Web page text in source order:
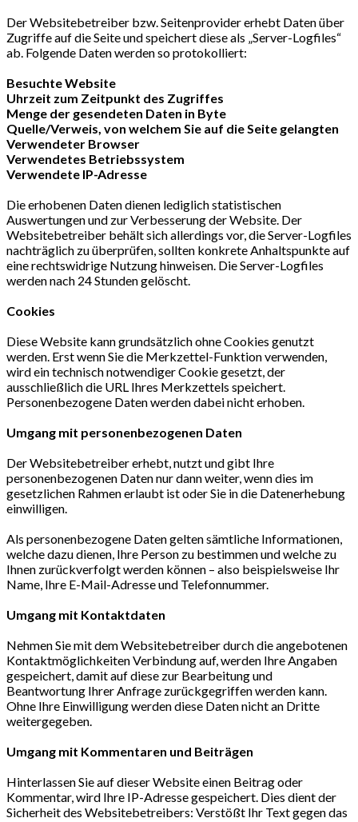
Der Websitebetreiber bzw. Seitenprovider erhebt Daten über
Zugriffe auf die Seite und speichert diese als „Server-Logfiles“
ab. Folgende Daten werden so protokolliert:
Besuchte Website
Uhrzeit zum Zeitpunkt des Zugriffes
Menge der gesendeten Daten in Byte
Quelle/Verweis, von welchem Sie auf die Seite gelangten
Verwendeter Browser
Verwendetes Betriebssystem
Verwendete IP-Adresse
Die erhobenen Daten dienen lediglich statistischen
Auswertungen und zur Verbesserung der Website. Der
Websitebetreiber behält sich allerdings vor, die Server-Logfiles
nachträglich zu überprüfen, sollten konkrete Anhaltspunkte auf
eine rechtswidrige Nutzung hinweisen. Die Server-Logfiles
werden nach 24 Stunden gelöscht.
Cookies
Diese Website kann grundsätzlich ohne Cookies genutzt
werden. Erst wenn Sie die Merkzettel-Funktion verwenden,
wird ein technisch notwendiger Cookie gesetzt, der
ausschließlich die URL Ihres Merkzettels speichert.
Personenbezogene Daten werden dabei nicht erhoben.
Umgang mit personenbezogenen Daten
Der Websitebetreiber erhebt, nutzt und gibt Ihre
personenbezogenen Daten nur dann weiter, wenn dies im
gesetzlichen Rahmen erlaubt ist oder Sie in die Datenerhebung
einwilligen.
Als personenbezogene Daten gelten sämtliche Informationen,
welche dazu dienen, Ihre Person zu bestimmen und welche zu
Ihnen zurückverfolgt werden können – also beispielsweise Ihr
Name, Ihre E-Mail-Adresse und Telefonnummer.
Umgang mit Kontaktdaten
Nehmen Sie mit dem Websitebetreiber durch die angebotenen
Kontaktmöglichkeiten Verbindung auf, werden Ihre Angaben
gespeichert, damit auf diese zur Bearbeitung und
Beantwortung Ihrer Anfrage zurückgegriffen werden kann.
Ohne Ihre Einwilligung werden diese Daten nicht an Dritte
weitergegeben.
Umgang mit Kommentaren und Beiträgen
Hinterlassen Sie auf dieser Website einen Beitrag oder
Kommentar, wird Ihre IP-Adresse gespeichert. Dies dient der
Sicherheit des Websitebetreibers: Verstößt Ihr Text gegen das